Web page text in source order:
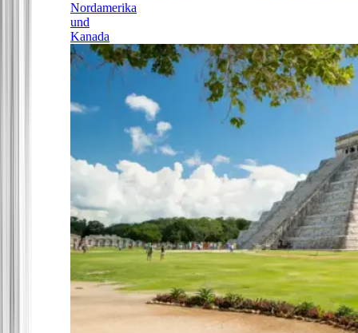
Nordamerika
und
Kanada